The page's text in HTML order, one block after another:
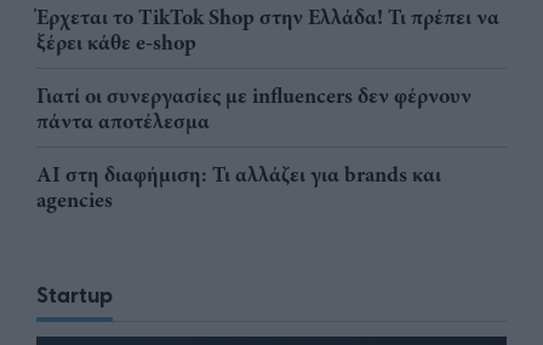
Έρχεται το TikTok Shop στην Ελλάδα! Τι πρέπει να
ξέρει κάθε e-shop
Γιατί οι συνεργασίες με influencers δεν φέρνουν
πάντα αποτέλεσμα
AI στη διαφήμιση: Τι αλλάζει για brands και
agencies
Startup